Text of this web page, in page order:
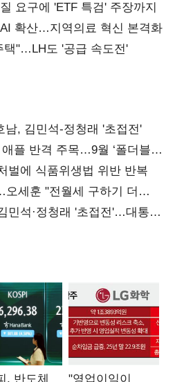
요구에 'ETF 특검' 주장까지
확산…지역의료 혁신 본격화
택"…LH도 '공급 속도전'
, 김민석-정청래 '초접전'
애플 반격 주목…9월 ‘폴더블
벌에 식품위생법 위반 반복
오세훈 "전월세 구하기 더
민석·정청래 '초접전'…대통령
, 반도체
"영업이익이